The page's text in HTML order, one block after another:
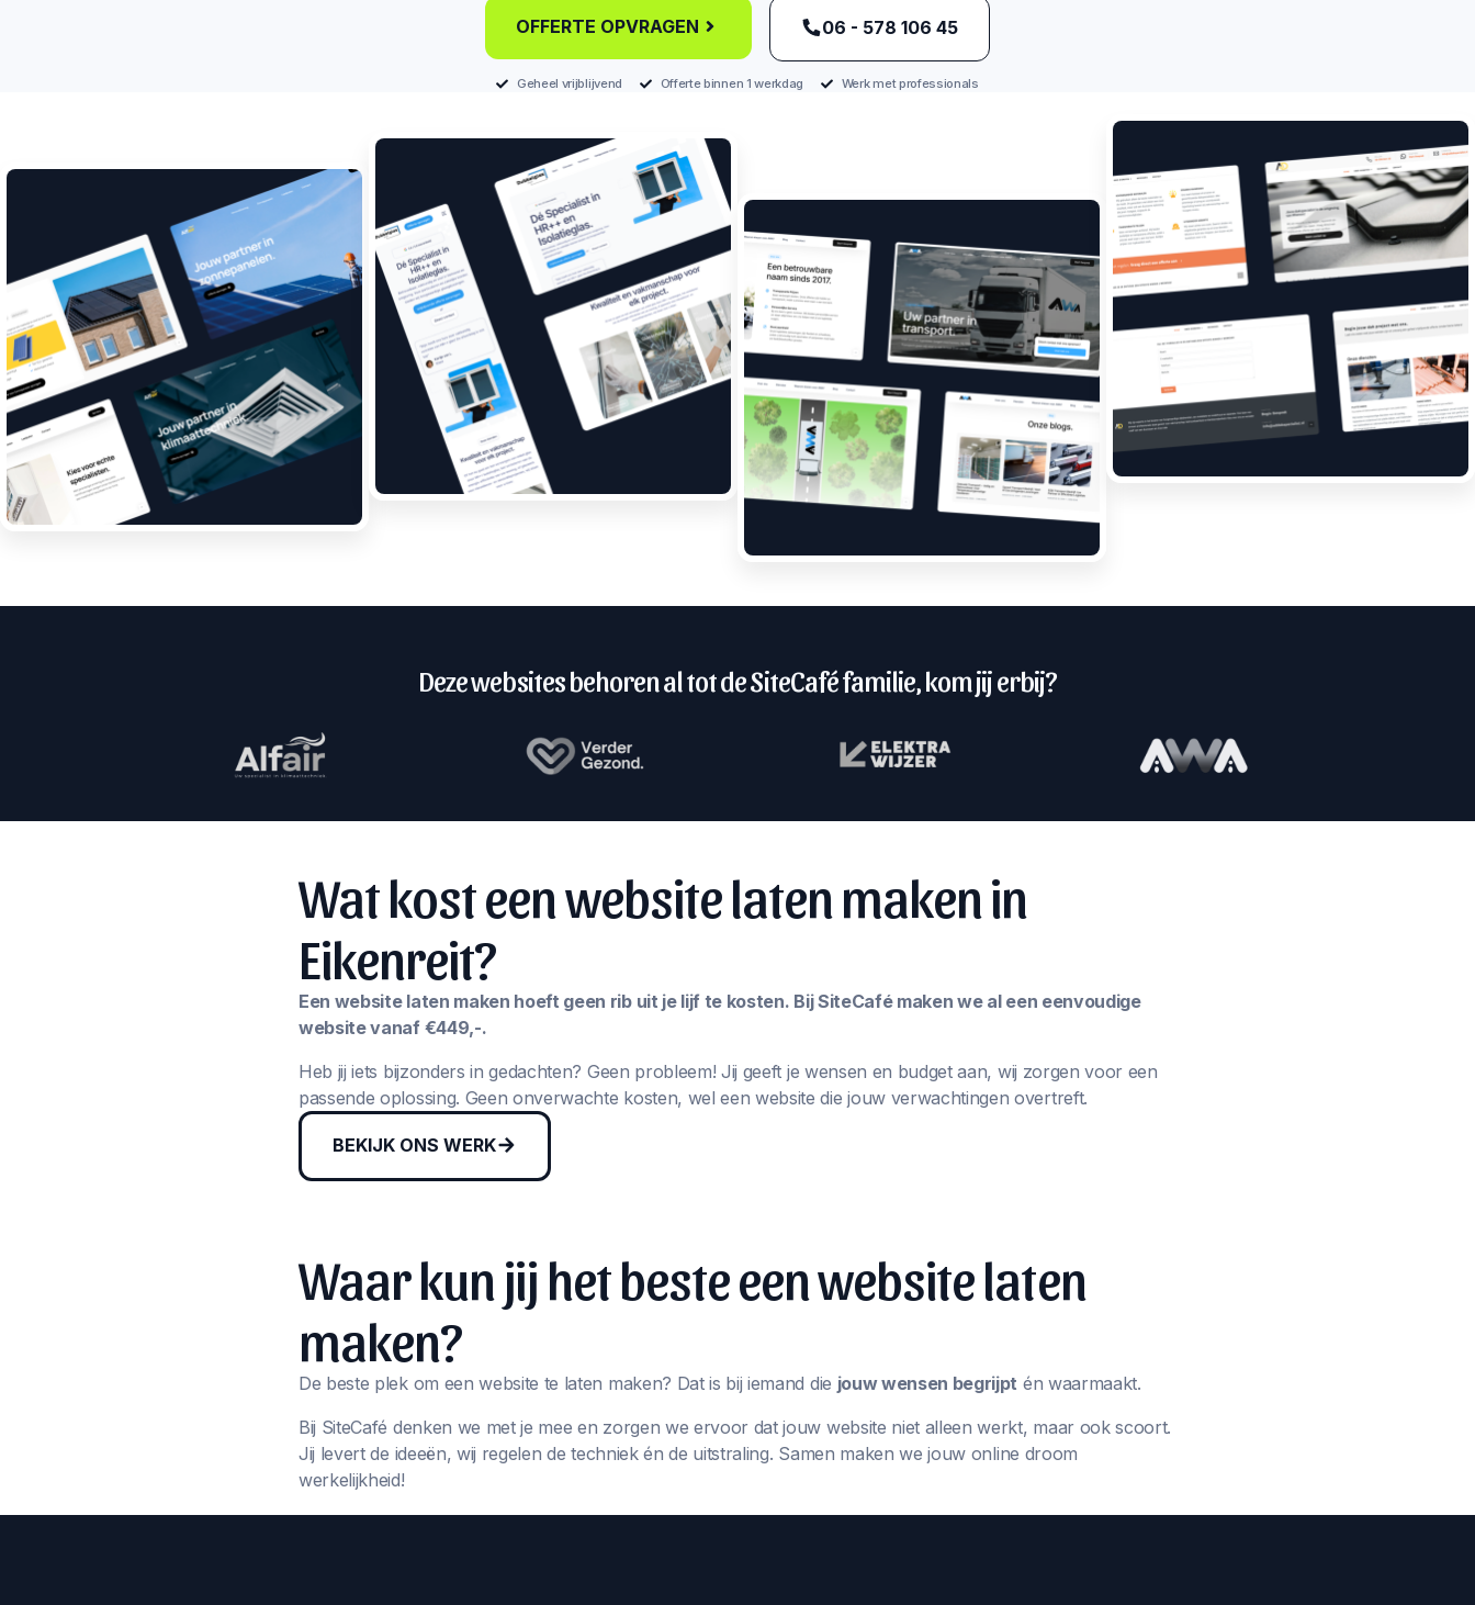
OFFERTE OPVRAGEN ‪06 - 578 106 45‬
Geheel vrijblijvend Offerte binnen 1 werkdag Werk met professionals
Deze websites behoren al tot de SiteCafé familie, kom jij erbij?
Wat kost een website laten maken in
Eikenreit?
Een website laten maken hoeft geen rib uit je lijf te kosten. Bij SiteCafé maken we al een eenvoudige
website vanaf €449,-.
Heb jij iets bijzonders in gedachten? Geen probleem! Jij geeft je wensen en budget aan, wij zorgen voor een
passende oplossing. Geen onverwachte kosten, wel een website die jouw verwachtingen overtreft.
BEKIJK ONS WERK
Waar kun jij het beste een website laten
maken?
De beste plek om een website te laten maken? Dat is bij iemand die jouw wensen begrijpt én waarmaakt.
Bij SiteCafé denken we met je mee en zorgen we ervoor dat jouw website niet alleen werkt, maar ook scoort.
Jij levert de ideeën, wij regelen de techniek én de uitstraling. Samen maken we jouw online droom
werkelijkheid!